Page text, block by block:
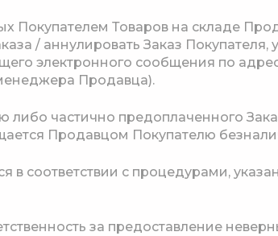
Покупателем Товаров на складе
/ аннулировать Заказ
электронного сообщения по
Продавца).
либо частично предоплаченного
Продавцом Покупателю
в соответствии с процедурами,
за предоставление